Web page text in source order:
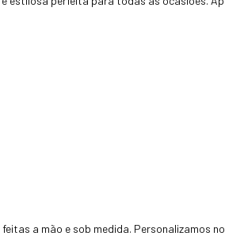
a mão e sob medida. Personalizamos